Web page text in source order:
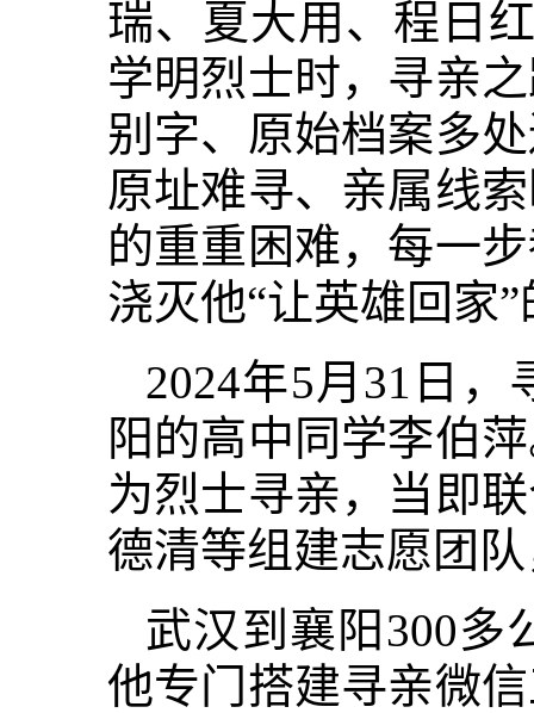
瑞、夏大用、程日
学明烈士时，寻亲
别字、原始档案多
原址难寻、亲属线
的重重困难，每一
浇灭他“让英雄回家
2024年5月31日
阳的高中同学李伯
为烈士寻亲，当即
德清等组建志愿团
武汉到襄阳300多
他专门搭建寻亲微